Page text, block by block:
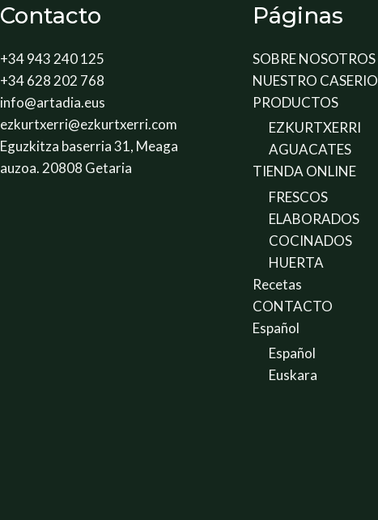
Contacto
+34 943 240 125
+34 628 202 768
info@artadia.eus
ezkurtxerri@ezkurtxerri.com
Eguzkitza baserria 31, Meaga
auzoa. 20808 Getaria
Páginas
SOBRE NOSOTROS
NUESTRO CASERIO
PRODUCTOS
EZKURTXERRI
AGUACATES
TIENDA ONLINE
FRESCOS
ELABORADOS
COCINADOS
HUERTA
Recetas
CONTACTO
Español
Español
Euskara